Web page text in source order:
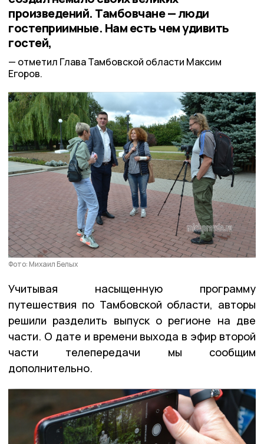
произведений. Тамбовчане — люди
гостеприимные. Нам есть чем удивить
гостей,
отметил Глава Тамбовской области Максим
Егоров.
Фото: Михаил Белых
Учитывая насыщенную программу
путешествия по Тамбовской области, авторы
решили разделить выпуск о регионе на две
части. О дате и времени выхода в эфир второй
части телепередачи мы сообщим
дополнительно.